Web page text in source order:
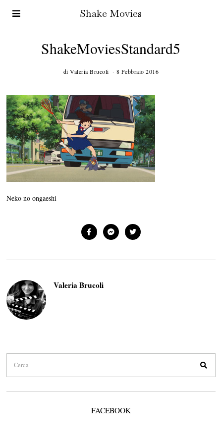
Shake Movies
ShakeMoviesStandard5
diValeria Brucoli 8 Febbraio 2016
Neko no ongaeshi
Valeria Brucoli
FACEBOOK